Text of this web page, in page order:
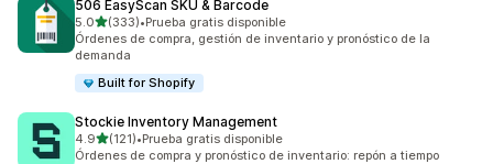
506 EasyScan SKU & Barcode
5.0de 5 estrellas
(333)
333 reseñas en total
•Prueba gratis disponible
Órdenes de compra, gestión de inventario y pronóstico de la
demanda
Built for Shopify
Stockie Inventory Management
4.9de 5 estrellas
(121)
121 reseñas en total
•Prueba gratis disponible
Órdenes de compra y pronóstico de inventario: repón a tiempo